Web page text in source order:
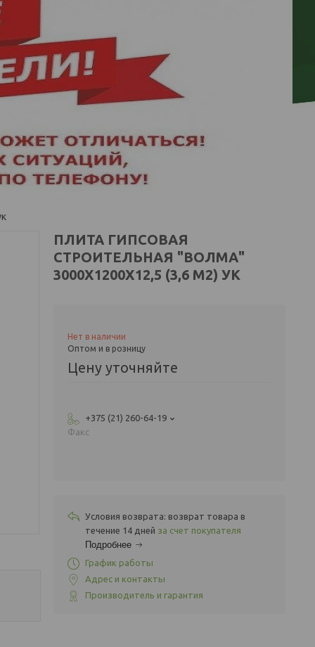
ПЛИТА ГИПСОВАЯ
СТРОИТЕЛЬНАЯ "ВОЛМА"
3000Х1200Х12,5 (3,6 М2) УК
Нет в наличии
Оптом и в розницу
Цену уточняйте
+375 (21) 260-64-19
Факс
возврат товара в
течение 14 дней за счет покупателя
Подробнее
График работы
Адрес и контакты
Производитель и гарантия